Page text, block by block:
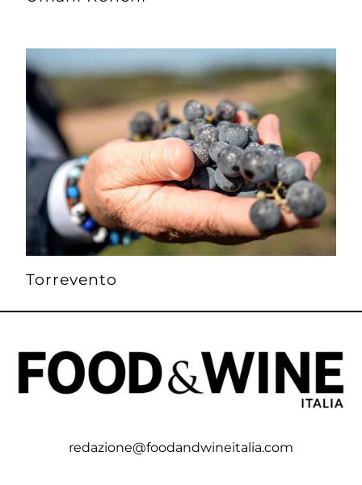
Torrevento
redazione@foodandwineitalia.com